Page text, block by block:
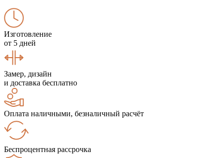
Изготовление
от 5 дней
Замер, дизайн
и доставка бесплатно
Оплата наличными, безналичный расчёт
Беспроцентная рассрочка